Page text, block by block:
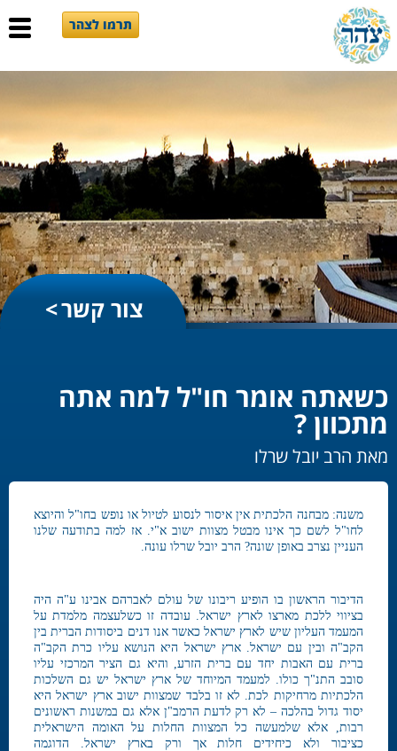
תרמו לצהר
צור קשר
כשאתה אומר חו"ל למה אתה
מתכוון ?
מאת הרב יובל שרלו
משנה: מבחנה הלכתית אין איסור לנסוע לטיול או נופש בחו"ל והיוצא
לחו"ל לשם כך אינו מבטל מצוות ישוב א"י. אז למה בתודעה שלנו
העניין נצרב באופן שונה? הרב יובל שרלו עונה.
הדיבור הראשון בו הופיע ריבונו של עולם לאברהם אבינו ע"ה היה
בציווי ללכת מארצו לארץ ישראל. עובדה זו כשלעצמה מלמדת על
המעמד העליון שיש לארץ ישראל כאשר אנו דנים ביסודות הברית בין
הקב"ה ובין עם ישראל. ארץ ישראל היא הנושא עליו כרת הקב"ה
ברית עם האבות יחד עם ברית הזרע, והיא גם הציר המרכזי עליו
סובב התנ"ך כולו. למעמד המיוחד של ארץ ישראל יש גם השלכות
הלכתיות מרחיקות לכת. לא זו בלבד שמצוות ישוב ארץ ישראל היא
יסוד גדול בהלכה – לא רק לדעת הרמב"ן אלא גם במשנות ראשונים
רבות, אלא שלמעשה כל המצוות החלות על האומה הישראלית
כציבור ולא כיחידים חלות אך ורק בארץ ישראל. הדוגמה